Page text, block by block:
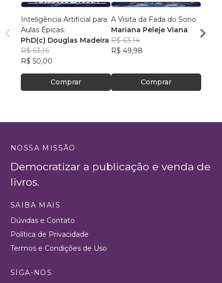
Inteligência Artificial para
Aulas Épicas:
PhD(c) Douglas Madeira
R$ 63,16
R$ 50,00
Comprar
A Visita da Fada do Sono
Mariana Peleje Viana
R$ 63,14
R$ 49,98
Comprar
NOSSA MISSÃO
Democratizar a publicação e venda de
livros.
SAIBA MAIS
Dúvidas e Contato
Política de Privacidade
Termos e Condições de Uso
SIGA-NOS